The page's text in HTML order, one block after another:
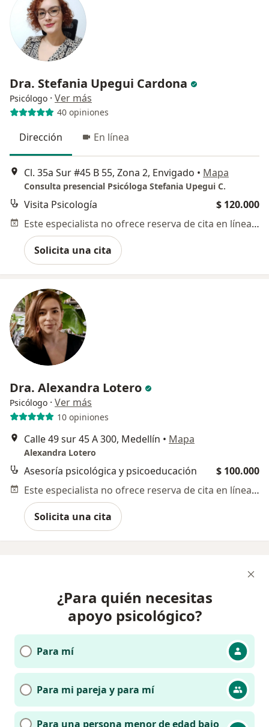
Dra. Stefania Upegui Cardona
Psicólogo · Ver más
40 opiniones
Dirección En línea
Cl. 35a Sur #45 B 55, Zona 2, Envigado • Mapa
Consulta presencial Psicóloga Stefania Upegui C.
Visita Psicología
$ 120.000
Este especialista no ofrece reserva de cita en línea en esta dirección.
Solicita una cita
Dra. Alexandra Lotero
Psicólogo · Ver más
10 opiniones
Calle 49 sur 45 A 300, Medellín • Mapa
Alexandra Lotero
Asesoría psicológica y psicoeducación
$ 100.000
Este especialista no ofrece reserva de cita en línea en esta dirección.
Solicita una cita
¿Para quién necesitas
apoyo psicológico?
Para mí
Para mi pareja y para mí
Para una persona menor de edad bajo